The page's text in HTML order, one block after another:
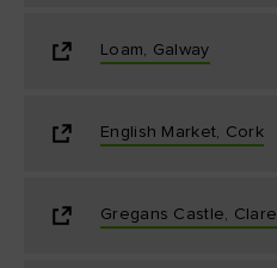
Loam, Galway
English Market, Cork
Gregans Castle, Clare